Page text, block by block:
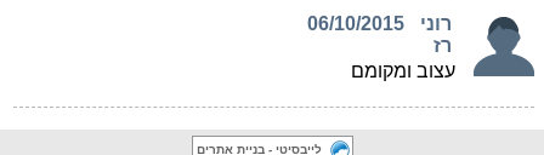
לייבסיטי - בניית אתרים